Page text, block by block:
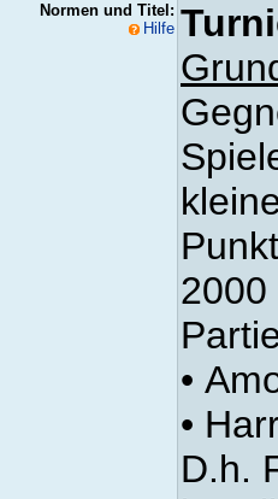
Normen und Titel:
Hilfe
2000
•
•
D.h.